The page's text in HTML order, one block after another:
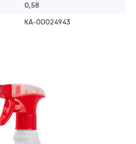
0,58
КА-00024943